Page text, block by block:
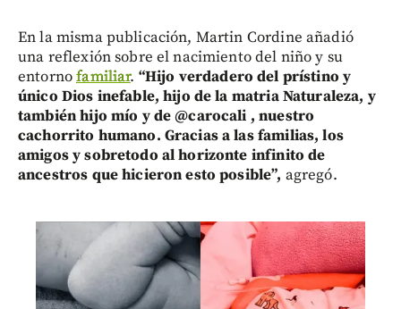
En la misma publicación, Martin Cordine añadió
una reflexión sobre el nacimiento del niño y su
entornofamiliar. “Hijo verdadero del prístino y
único Dios inefable, hijo de la matria Naturaleza, y
también hijo mío y de @carocali , nuestro
cachorrito humano. Gracias a las familias, los
amigos y sobretodo al horizonte infinito de
ancestros que hicieron esto posible”, agregó.